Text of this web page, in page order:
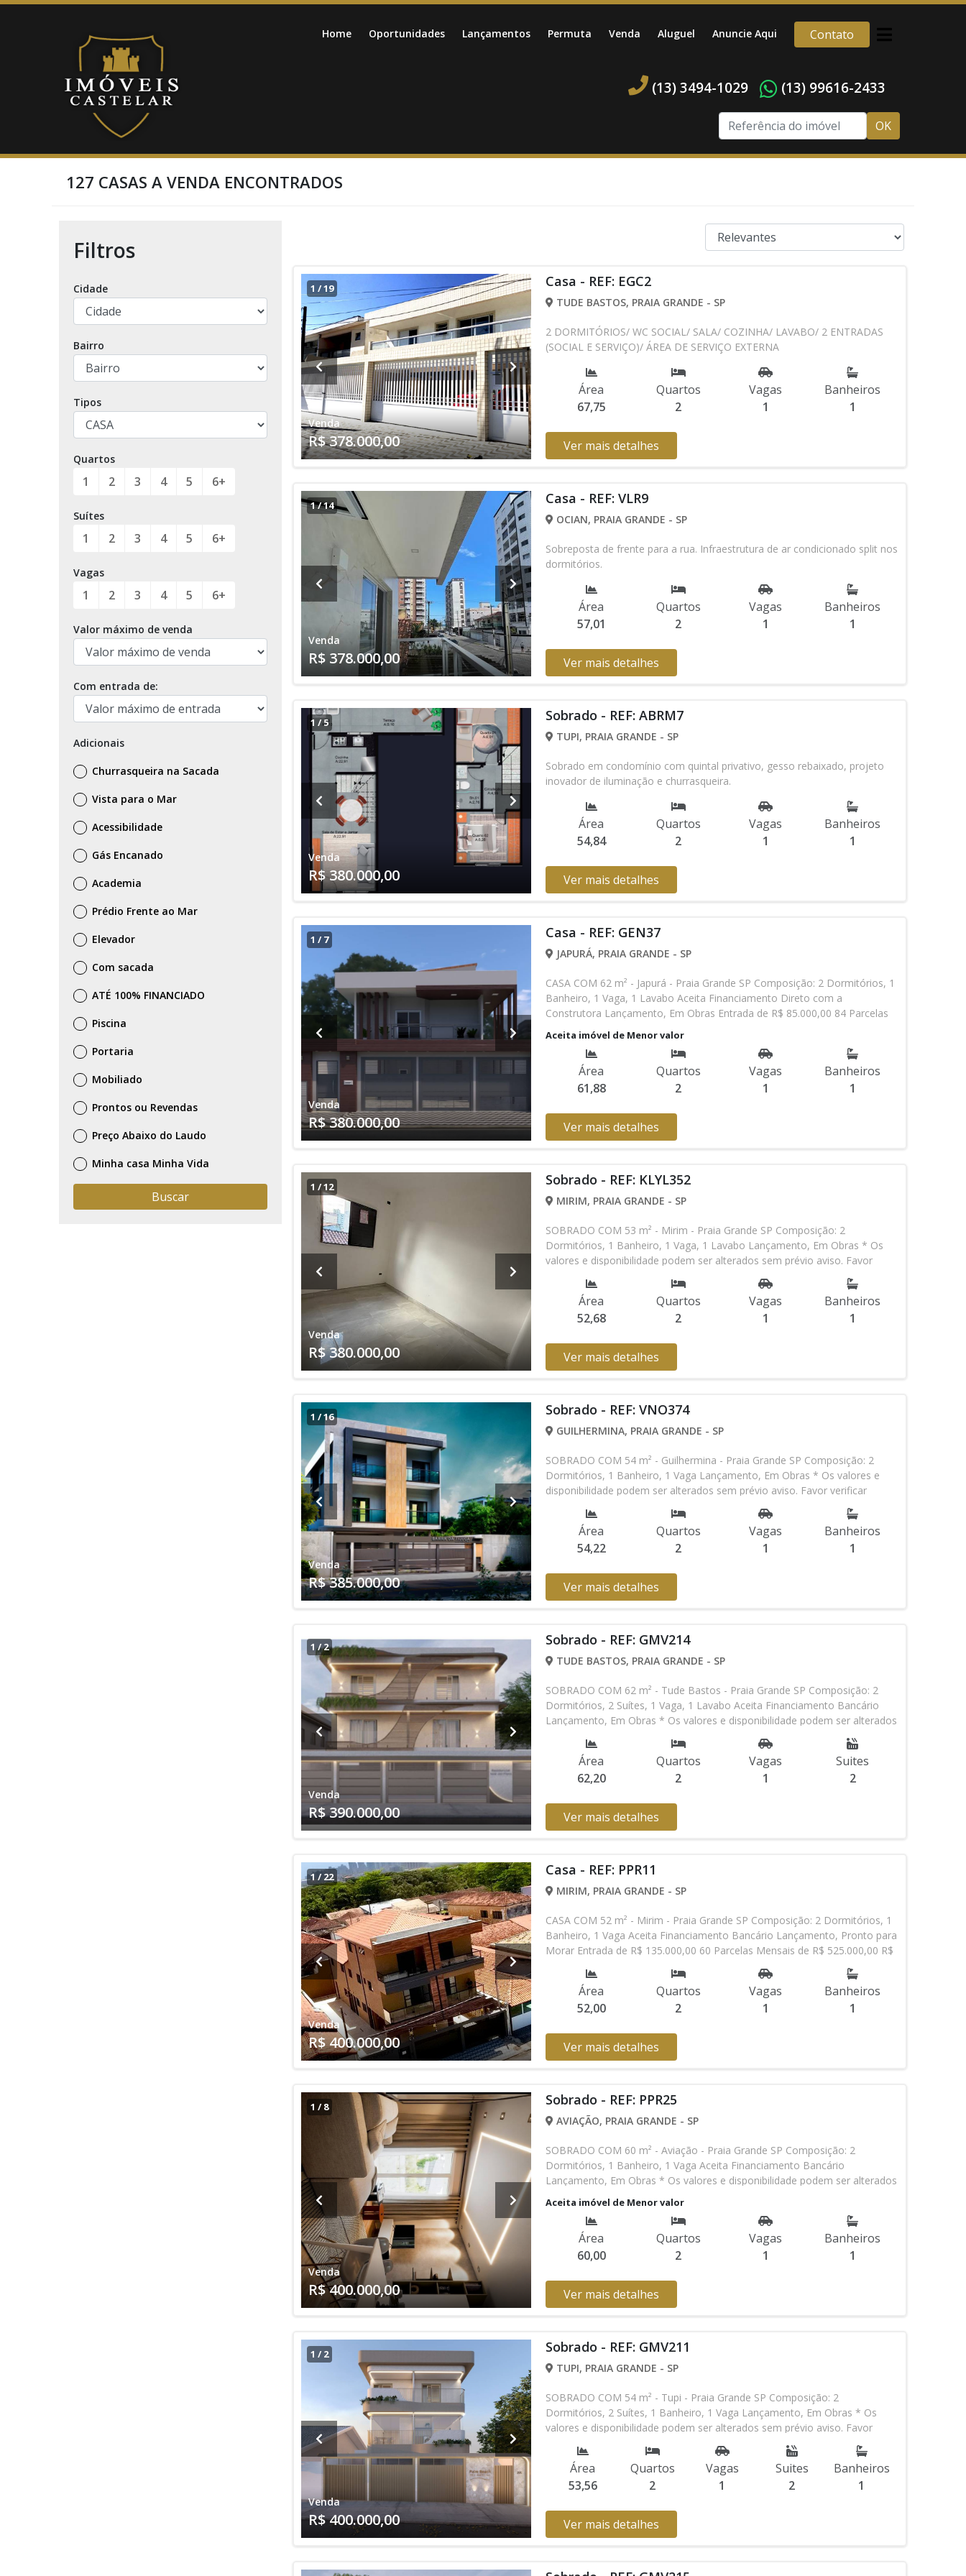
Home Oportunidades Lançamentos Permuta Venda Aluguel Anuncie Aqui Contato
(13) 3494-1029 (13) 99616-2433
OK
127 CASAS A VENDA ENCONTRADOS
Filtros
Cidade
Bairro
Tipos
Quartos
1 2 3 4 5 6+
Suítes
1 2 3 4 5 6+
Vagas
1 2 3 4 5 6+
Valor máximo de venda
Com entrada de:
Adicionais
Churrasqueira na Sacada
Vista para o Mar
Acessibilidade
Gás Encanado
Academia
Prédio Frente ao Mar
Elevador
Com sacada
ATÉ 100% FINANCIADO
Piscina
Portaria
Mobiliado
Prontos ou Revendas
Preço Abaixo do Laudo
Minha casa Minha Vida
Buscar
1 /19
Venda
R$ 378.000,00
Casa - REF: EGC2
TUDE BASTOS, PRAIA GRANDE - SP
2 DORMITÓRIOS/ WC SOCIAL/ SALA/ COZINHA/ LAVABO/ 2 ENTRADAS
(SOCIAL E SERVIÇO)/ ÁREA DE SERVIÇO EXTERNA
Área
67,75
Quartos
2
Vagas
1
Banheiros
1
Ver mais detalhes
1/14
Venda
R$ 378.000,00
Casa - REF: VLR9
OCIAN, PRAIA GRANDE - SP
Sobreposta de frente para a rua. Infraestrutura de ar condicionado split nos
dormitórios.
Área
57,01
Quartos
2
Vagas
1
Banheiros
1
Ver mais detalhes
1/5
Venda
R$ 380.000,00
Sobrado - REF: ABRM7
TUPI, PRAIA GRANDE - SP
Sobrado em condomínio com quintal privativo, gesso rebaixado, projeto
inovador de iluminação e churrasqueira.
Área
54,84
Quartos
2
Vagas
1
Banheiros
1
Ver mais detalhes
1 /7
Venda
R$ 380.000,00
Casa - REF: GEN37
JAPURÁ, PRAIA GRANDE - SP
CASA COM 62 m² - Japurá - Praia Grande SP Composição: 2 Dormitórios, 1
Banheiro, 1 Vaga, 1 Lavabo Aceita Financiamento Direto com a
Construtora Lançamento, Em Obras Entrada de R$ 85.000,00 84 Parcelas
Mensais de R$ 2.476,16 8 Parcelas Anuais de R$ 4.000,00 R$ 25.000,00
Entrega das Chaves R$ 380.000,00 valor Total * Os valores e
disponibilidade podem ser alterados sem prévio aviso. Favor verificar
entrando em contato com nossa equipe
Aceita imóvel de Menor valor
Área
61,88
Quartos
2
Vagas
1
Banheiros
1
Ver mais detalhes
1 /12
Venda
R$ 380.000,00
Sobrado - REF: KLYL352
MIRIM, PRAIA GRANDE - SP
SOBRADO COM 53 m² - Mirim - Praia Grande SP Composição: 2
Dormitórios, 1 Banheiro, 1 Vaga, 1 Lavabo Lançamento, Em Obras * Os
valores e disponibilidade podem ser alterados sem prévio aviso. Favor
verificar entrando em contato com nossa equipe
Área
52,68
Quartos
2
Vagas
1
Banheiros
1
Ver mais detalhes
1 /16
Venda
R$ 385.000,00
Sobrado - REF: VNO374
GUILHERMINA, PRAIA GRANDE - SP
SOBRADO COM 54 m² - Guilhermina - Praia Grande SP Composição: 2
Dormitórios, 1 Banheiro, 1 Vaga Lançamento, Em Obras * Os valores e
disponibilidade podem ser alterados sem prévio aviso. Favor verificar
Área
54,22
Quartos
2
Vagas
1
Banheiros
1
Ver mais detalhes
1/2
Venda
R$ 390.000,00
Sobrado - REF: GMV214
TUDE BASTOS, PRAIA GRANDE - SP
SOBRADO COM 62 m² - Tude Bastos - Praia Grande SP Composição: 2
Dormitórios, 2 Suítes, 1 Vaga, 1 Lavabo Aceita Financiamento Bancário
Lançamento, Em Obras * Os valores e disponibilidade podem ser alterados
sem prévio aviso. Favor verificar entrando em contato com nossa equipe
Área
62,20
Quartos
2
Vagas
1
Suites
2
Ver mais detalhes
1/22
Venda
R$ 400.000,00
Casa - REF: PPR11
MIRIM, PRAIA GRANDE - SP
CASA COM 52 m² - Mirim - Praia Grande SP Composição: 2 Dormitórios, 1
Banheiro, 1 Vaga Aceita Financiamento Bancário Lançamento, Pronto para
Morar Entrada de R$ 135.000,00 60 Parcelas Mensais de R$ 525.000,00 R$
450.000,00 valor Total * Os valores e disponibilidade podem ser alterados
sem prévio aviso. Favor verificar entrando em contato com nossa equipe
Área
52,00
Quartos
2
Vagas
1
Banheiros
1
Ver mais detalhes
1 /8
Venda
R$ 400.000,00
Sobrado - REF: PPR25
AVIAÇÃO, PRAIA GRANDE - SP
SOBRADO COM 60 m² - Aviação - Praia Grande SP Composição: 2
Dormitórios, 1 Banheiro, 1 Vaga Aceita Financiamento Bancário
Lançamento, Em Obras * Os valores e disponibilidade podem ser alterados
sem prévio aviso. Favor verificar entrando em contato com nossa equipe
Aceita imóvel de Menor valor
Área
60,00
Quartos
2
Vagas
1
Banheiros
1
Ver mais detalhes
1 / 2
Venda
R$ 400.000,00
Sobrado - REF: GMV211
TUPI, PRAIA GRANDE - SP
SOBRADO COM 54 m² - Tupi - Praia Grande SP Composição: 2
Dormitórios, 2 Suítes, 1 Banheiro, 1 Vaga Lançamento, Em Obras * Os
valores e disponibilidade podem ser alterados sem prévio aviso. Favor
verificar entrando em contato com nossa equipe
Área
53,56
Quartos
2
Vagas
1
Suites
2
Banheiros
1
Ver mais detalhes